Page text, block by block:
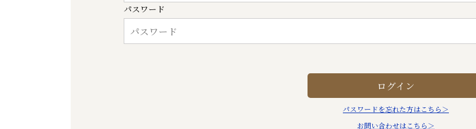
パスワード
パスワードを忘れた方はこちら＞
お問い合わせはこちら＞